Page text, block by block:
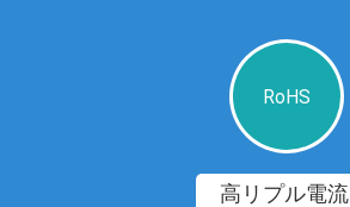
RoHS
高リプル電流